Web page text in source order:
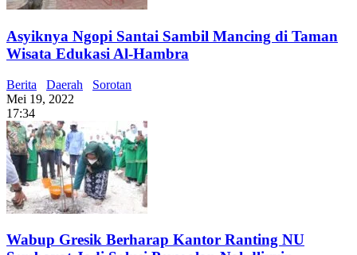
Asyiknya Ngopi Santai Sambil Mancing di Taman
Wisata Edukasi Al-Hambra
Berita Daerah
Sorotan
Mei 19, 2022
17:34
Wabup Gresik Berharap Kantor Ranting NU